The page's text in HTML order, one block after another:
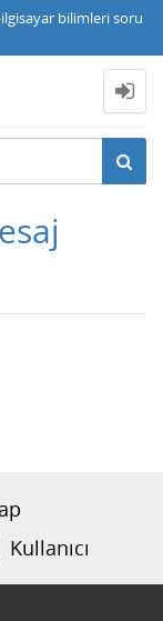
bilimleri soru
Kullanıcı